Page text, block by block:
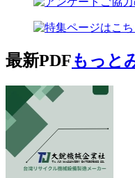
最新PDFもっと